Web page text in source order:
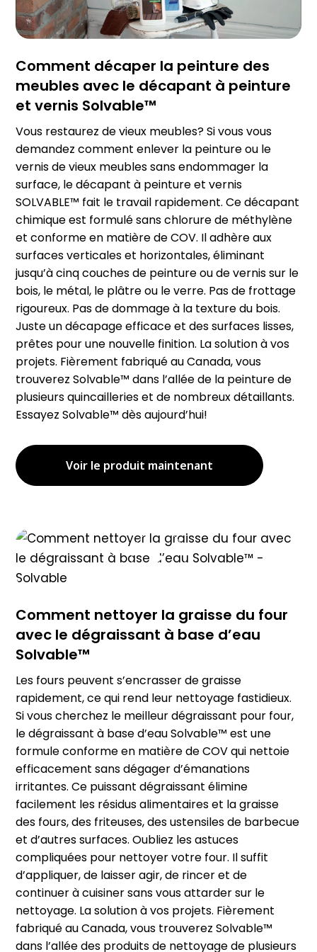
Comment décaper la peinture des
meubles avec le décapant à peinture
et vernis Solvable™
Vous restaurez de vieux meubles? Si vous vous
demandez comment enlever la peinture ou le
vernis de vieux meubles sans endommager la
surface, le décapant à peinture et vernis
SOLVABLE™ fait le travail rapidement. Ce décapant
chimique est formulé sans chlorure de méthylène
et conforme en matière de COV. Il adhère aux
surfaces verticales et horizontales, éliminant
jusqu’à cinq couches de peinture ou de vernis sur le
bois, le métal, le plâtre ou le verre. Pas de frottage
rigoureux. Pas de dommage à la texture du bois.
Juste un décapage efficace et des surfaces lisses,
prêtes pour une nouvelle finition. La solution à vos
projets. Fièrement fabriqué au Canada, vous
trouverez Solvable™ dans l’allée de la peinture de
plusieurs quincailleries et de nombreux détaillants.
Essayez Solvable™ dès aujourd’hui!
Voir le produit maintenant
Comment nettoyer la graisse du four
avec le dégraissant à base d’eau
Solvable™
Les fours peuvent s’encrasser de graisse
rapidement, ce qui rend leur nettoyage fastidieux.
Si vous cherchez le meilleur dégraissant pour four,
le dégraissant à base d’eau Solvable™ est une
formule conforme en matière de COV qui nettoie
efficacement sans dégager d’émanations
irritantes. Ce puissant dégraissant élimine
facilement les résidus alimentaires et la graisse
des fours, des friteuses, des ustensiles de barbecue
et d’autres surfaces. Oubliez les astuces
compliquées pour nettoyer votre four. Il suffit
d’appliquer, de laisser agir, de rincer et de
continuer à cuisiner sans vous attarder sur le
nettoyage. La solution à vos projets. Fièrement
fabriqué au Canada, vous trouverez Solvable™
dans l’allée des produits de nettoyage de plusieurs